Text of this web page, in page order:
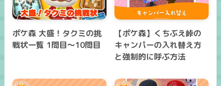
ポケ森 大盛！タクミの挑
戦状一覧 1問目～10問目
【ポケ森】くちぶえ峠の
キャンパーの入れ替え方
と強制的に呼ぶ方法